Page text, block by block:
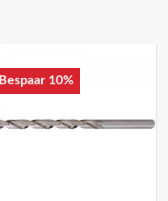
Bespaar 10%